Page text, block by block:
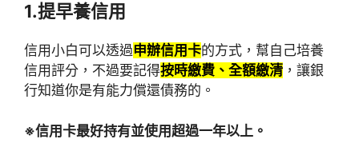
1.提早養信用
信用小白可以透過申辦信用卡的方式，幫自己培養
信用評分，不過要記得按時繳費、全額繳清 ，讓銀
行知道你是有能力償還債務的。
※信用卡最好持有並使用超過一年以上。